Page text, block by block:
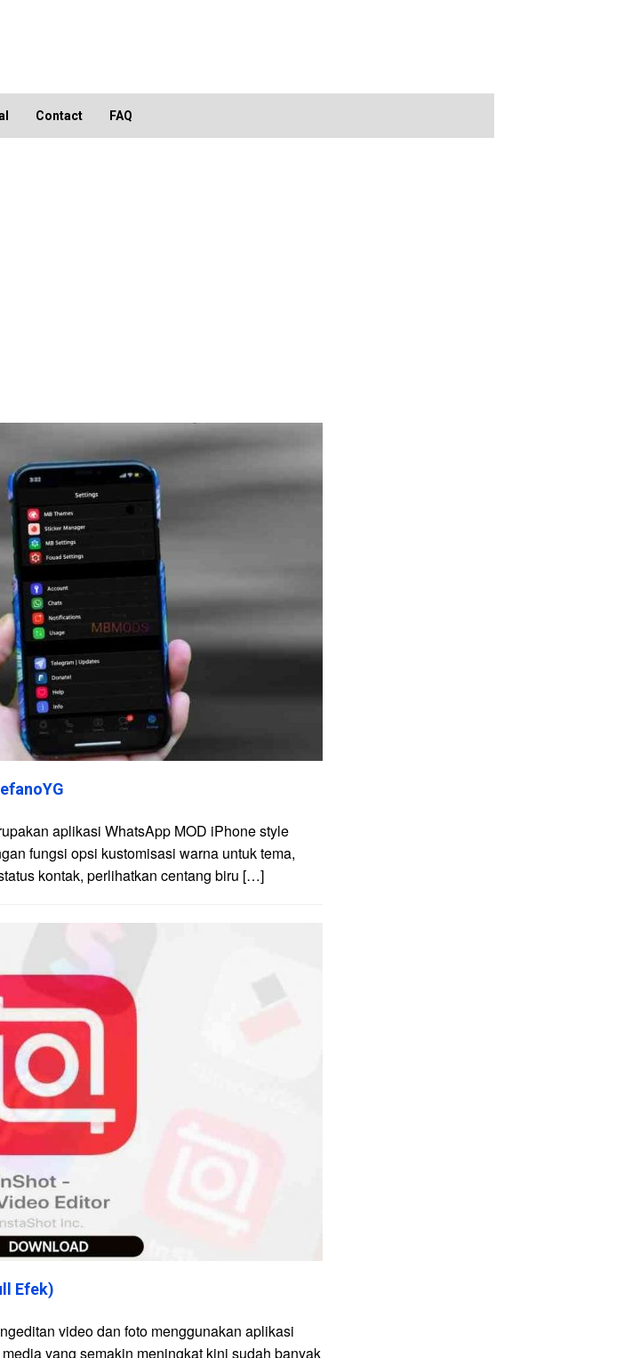
Contact FAQ
aplikasi WhatsApp MOD iPhone style
fungsi opsi kustomisasi warna untuk tema,
kontak, perlihatkan centang biru […]
Efek)
video dan foto menggunakan aplikasi
yang semakin meningkat kini sudah banyak